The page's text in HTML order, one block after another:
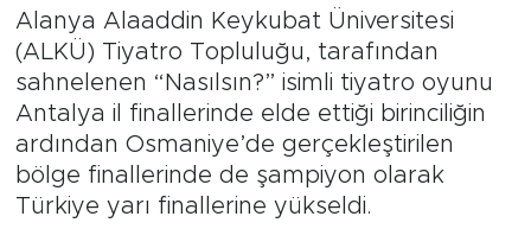
Alanya Alaaddin Keykubat Üniversitesi
(ALKÜ) Tiyatro Topluluğu, tarafından
sahnelenen “Nasılsın?” isimli tiyatro oyunu
Antalya il finallerinde elde ettiği birinciliğin
ardından Osmaniye’de gerçekleştirilen
bölge finallerinde de şampiyon olarak
Türkiye yarı finallerine yükseldi.
Eğitim
Ekonomi
Gazipaşa
Güncel
Haber Arşivi